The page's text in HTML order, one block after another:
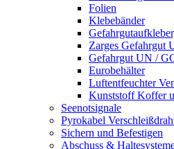
Folien
Klebebänder
Zarges Gefahrgut
Gefahrgut UN /
Eurobehälter
Luftentfeuchter
Kunststoff Koffer
Seenotsignale
Pyrokabel
Sichern und Befestigen
Abschuss &